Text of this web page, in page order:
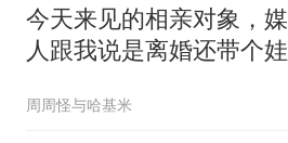
今天来见的相亲对象，媒
人跟我说是离婚还带个娃
周周怪与哈基米